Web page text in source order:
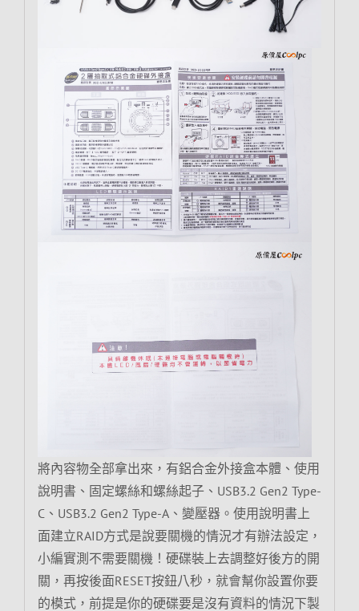
將內容物全部拿出來，有鋁合金外接盒本體、使用
說明書、固定螺絲和螺絲起子、USB3.2 Gen2 Type-
C、USB3.2 Gen2 Type-A、變壓器。使用說明書上
面建立RAID方式是說要關機的情況才有辦法設定，
小編實測不需要關機！硬碟裝上去調整好後方的開
關，再按後面RESET按鈕八秒，就會幫你設置你要
的模式，前提是你的硬碟要是沒有資料的情況下製